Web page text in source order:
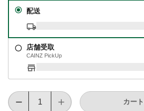
配送
店舗受取
CAINZ PickUp
カー